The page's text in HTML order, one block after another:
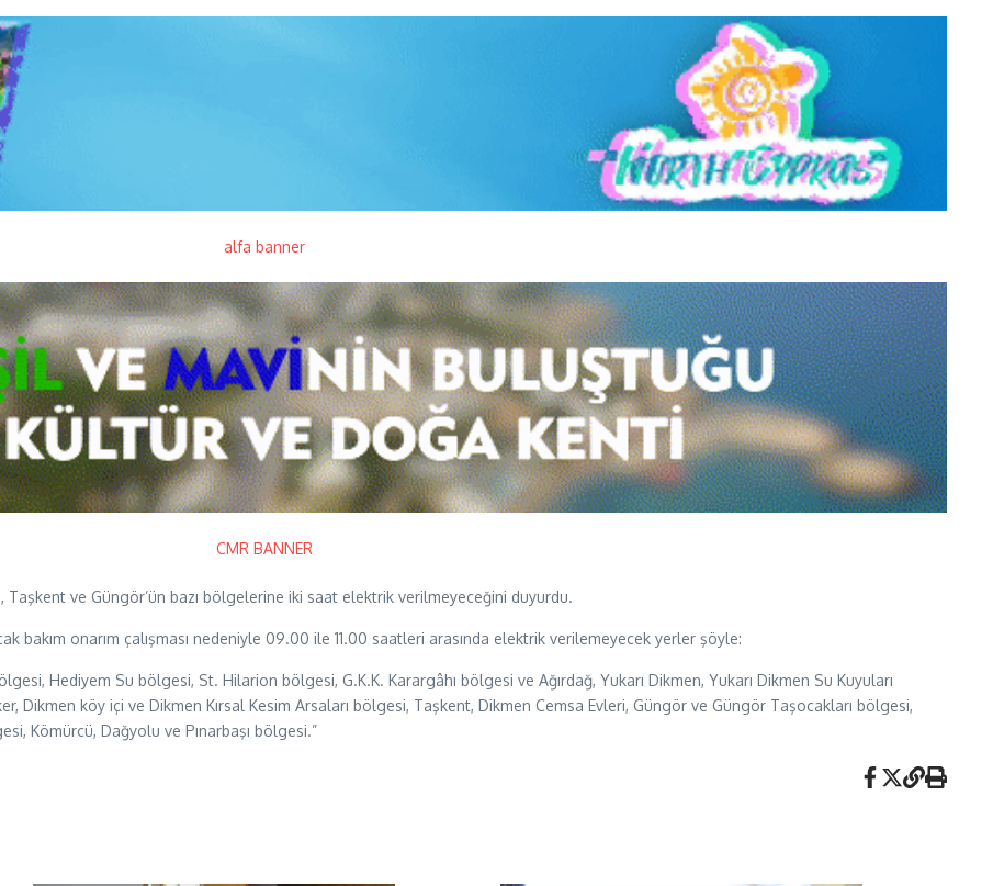
Taşkent ve Güngör’ün bazı bölgelerine iki saat elektrik verilmeyeceğini duyurdu.
bakım onarım çalışması nedeniyle 09.00 ile 11.00 saatleri arasında elektrik verilemeyecek yerler şöyle:
Hediyem Su bölgesi, St. Hilarion bölgesi, G.K.K. Karargâhı bölgesi ve Ağırdağ, Yukarı Dikmen, Yukarı Dikmen Su Kuyuları
Dikmen köy içi ve Dikmen Kırsal Kesim Arsaları bölgesi, Taşkent, Dikmen Cemsa Evleri, Güngör ve Güngör Taşocakları bölgesi,
Kömürcü, Dağyolu ve Pınarbaşı bölgesi.”